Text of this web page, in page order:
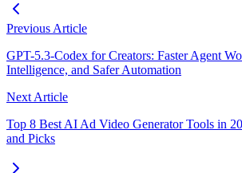
Previous Article
GPT-5.3-Codex for Creators: Faster Agent
Intelligence, and Safer Automation
Next Article
Top 8 Best AI Ad Video Generator Tools in
and Picks